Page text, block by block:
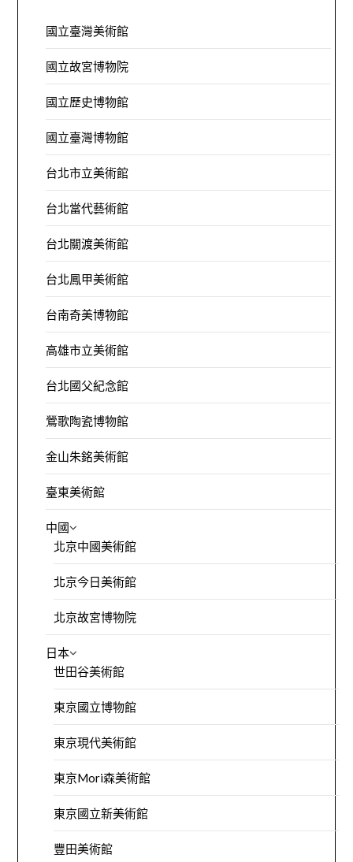
國立臺灣美術館
國立故宮博物院
國立歷史博物館
國立臺灣博物館
台北市立美術館
台北當代藝術館
台北關渡美術館
台北鳳甲美術館
台南奇美博物館
高雄市立美術館
台北國父紀念館
鶯歌陶瓷博物館
金山朱銘美術館
臺東美術館
中國
北京中國美術館
北京今日美術館
北京故宮博物院
日本
世田谷美術館
東京國立博物館
東京現代美術館
東京Mori森美術館
東京國立新美術館
豐田美術館